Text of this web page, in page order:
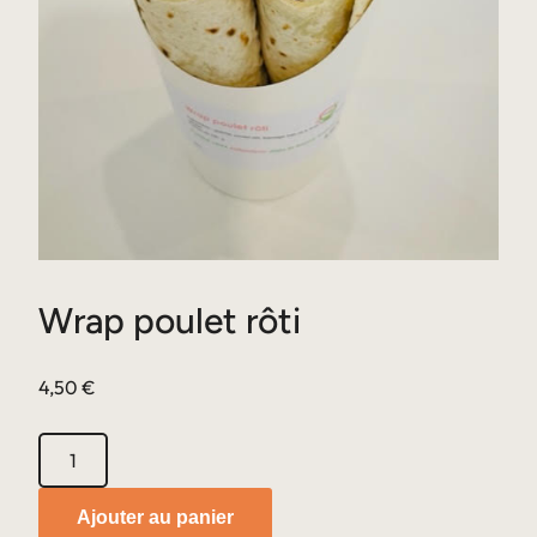
Wrap poulet rôti
4,50 €
de
WrapAjouter au panier